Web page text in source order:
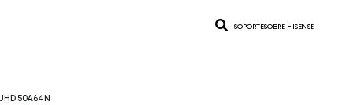
SOPORTESOBRE HISENSE
50A64N